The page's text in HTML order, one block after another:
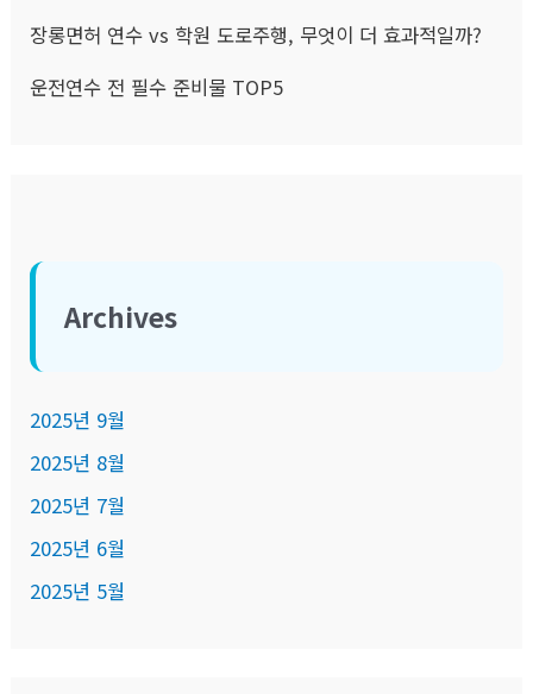
장롱면허 연수 vs 학원 도로주행, 무엇이 더 효과적일까?
운전연수 전 필수 준비물 TOP5
Archives
2025년 9월
2025년 8월
2025년 7월
2025년 6월
2025년 5월